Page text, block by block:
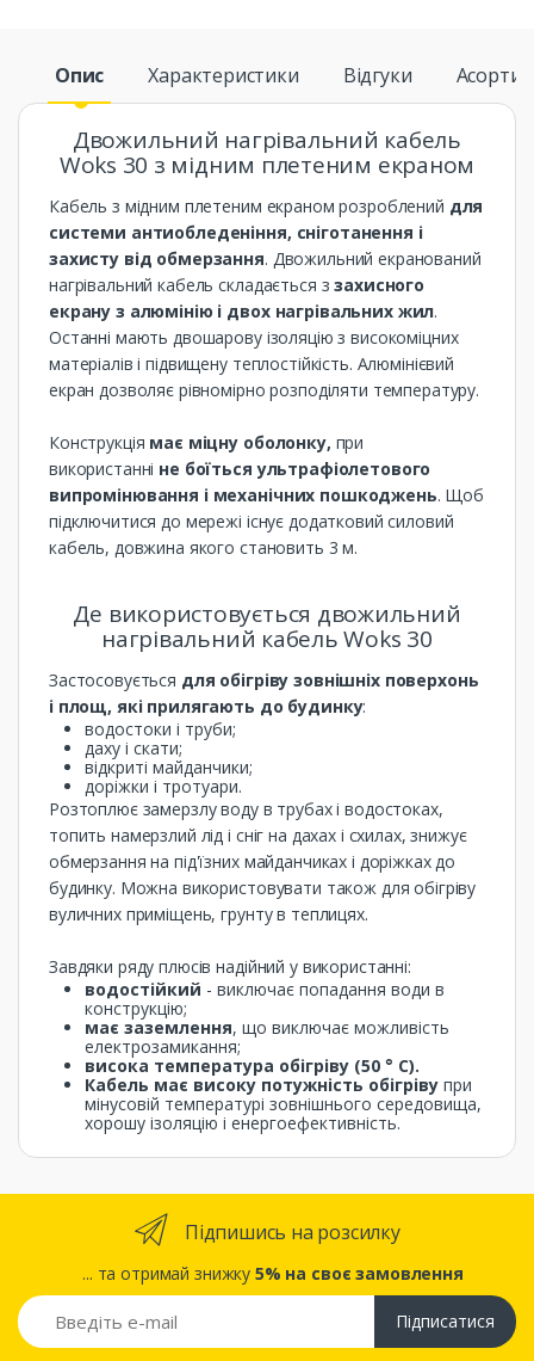
Опис Характеристики Відгуки
Двожильний нагрівальний кабель
Woks 30 з мідним плетеним екраном
Кабель з мідним плетеним екраном розроблений для
системи антиобледеніння, сніготанення і
захисту від обмерзання. Двожильний екранований
нагрівальний кабель складається ззахисного
екрану з алюмінію і двох нагрівальних жил.
Останні мають двошарову ізоляцію з високоміцних
матеріалів і підвищену теплостійкість. Алюмінієвий
екран дозволяє рівномірно розподіляти температуру.
Конструкція має міцну оболонку, при
використанні не боїться ультрафіолетового
випромінювання і механічних пошкоджень. Щоб
підключитися до мережі існує додатковий силовий
кабель, довжина якого становить 3 м.
Де використовується двожильний
нагрівальний кабель Woks 30
Застосовується для обігріву зовнішніх поверхонь
і площ, які прилягають до будинку:
водостоки і труби;
даху і скати;
відкриті майданчики;
доріжки і тротуари.
Розтоплює замерзлу воду в трубах і водостоках,
топить намерзлий лід і сніг на дахах і схилах, знижує
обмерзання на під'їзних майданчиках і доріжках до
будинку. Можна використовувати також для обігріву
вуличних приміщень, грунту в теплицях.
Завдяки ряду плюсів надійний у використанні:
водостійкий - виключає попадання води в
конструкцію;
має заземлення, що виключає можливість
електрозамикання;
висока температура обігріву (50 ° С).
Кабель має високу потужність обігріву при
мінусовій температурі зовнішнього середовища,
хорошу ізоляцію і енергоефективність.
Підпишись на розсилку
... та отримай знижку 5% на своє замовлення
Підписатися